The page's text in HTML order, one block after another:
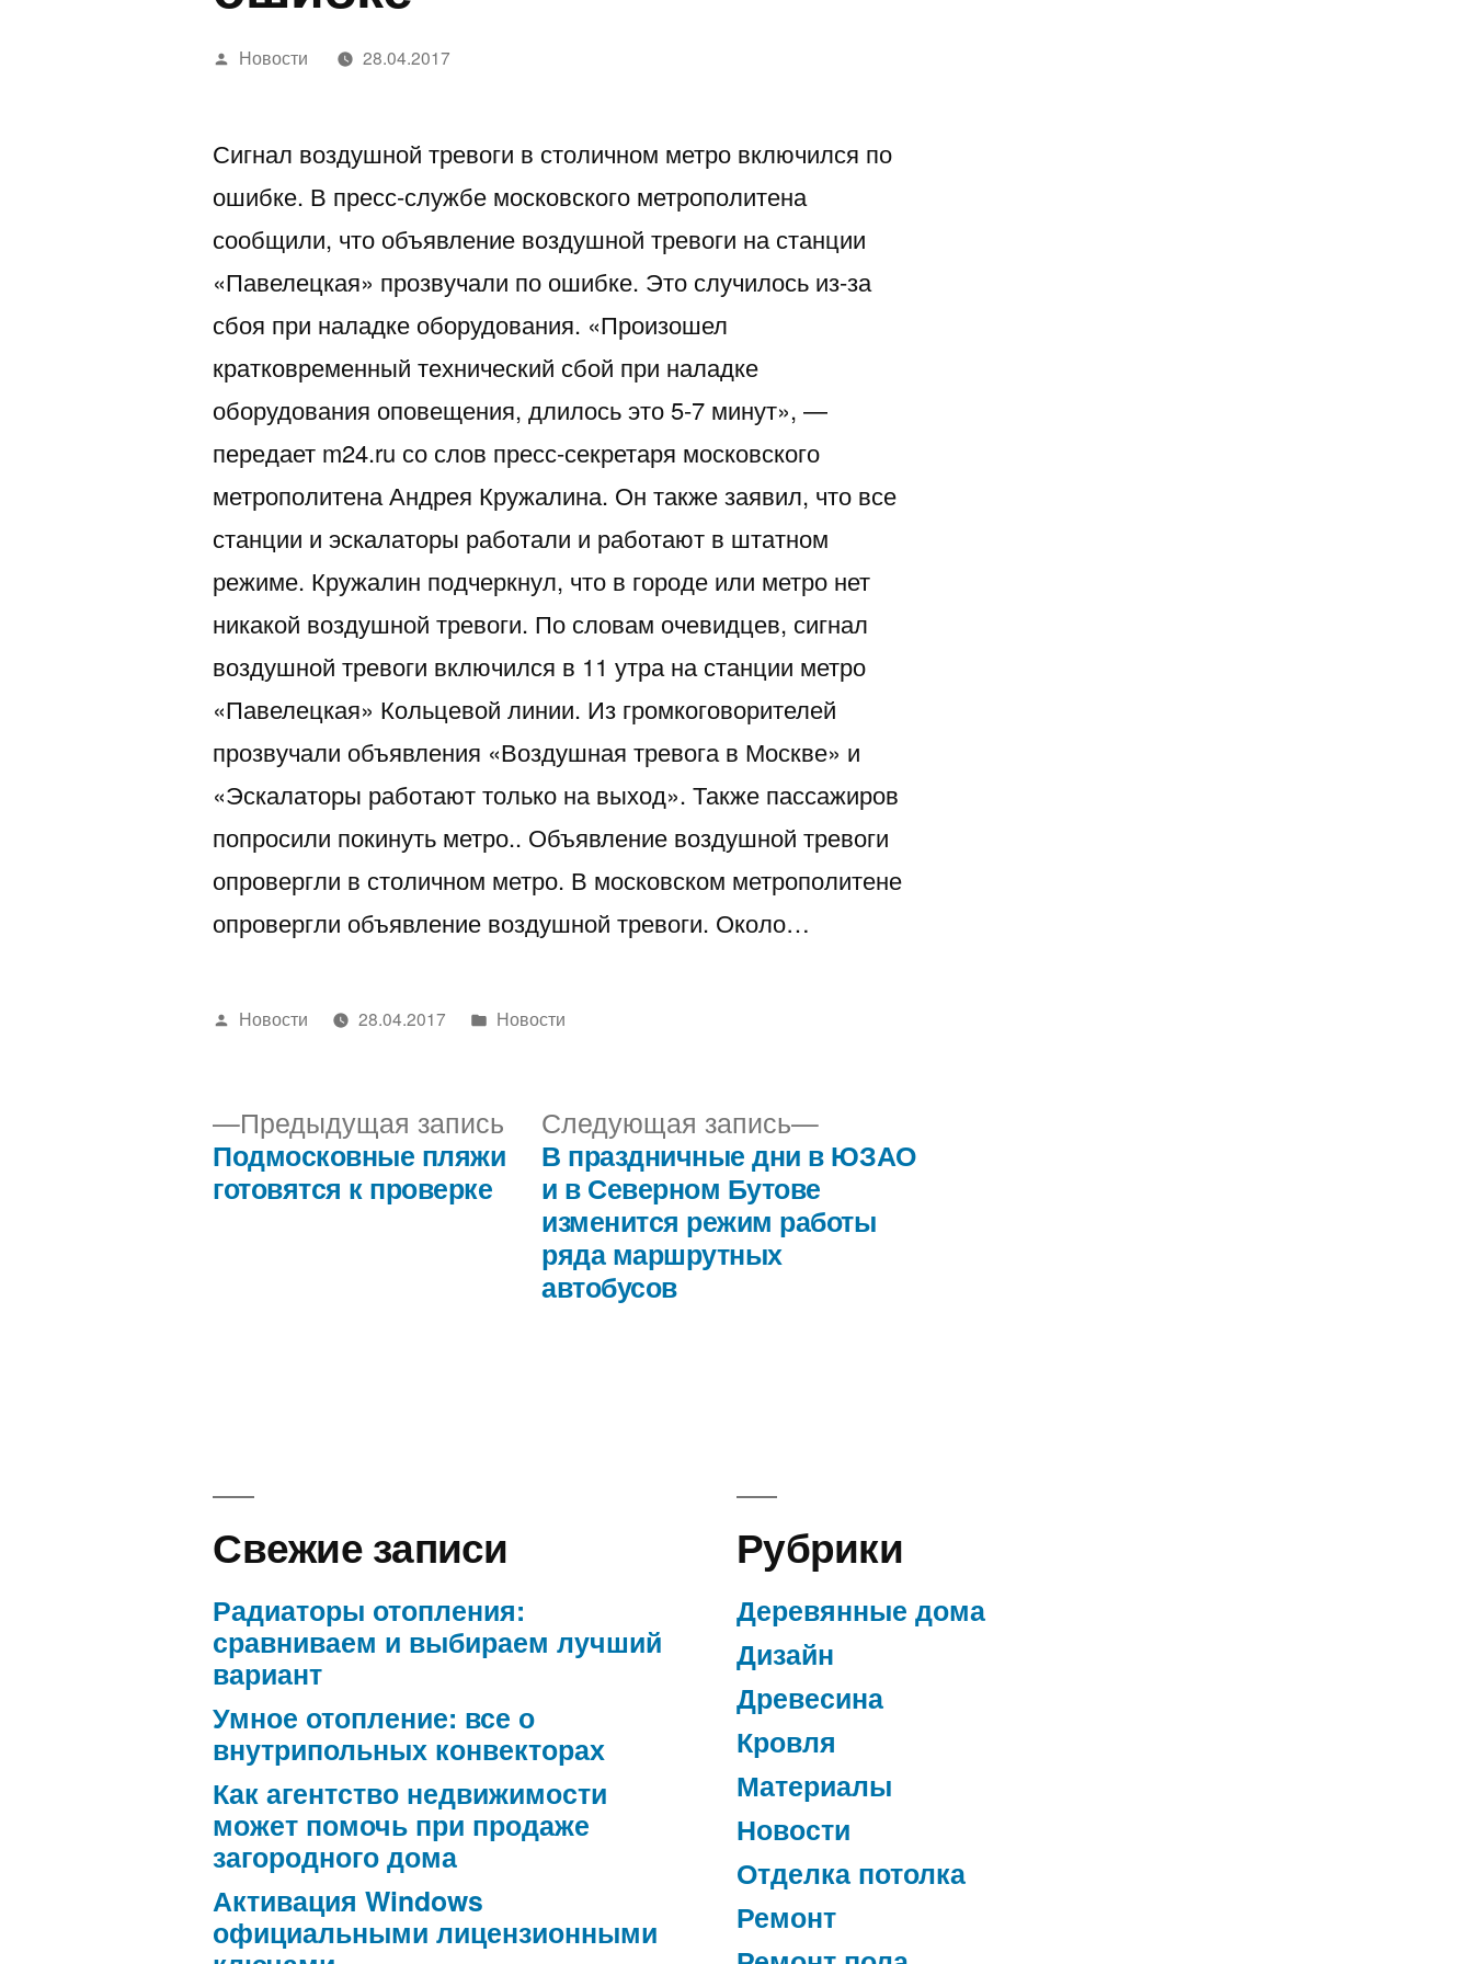
Написано
Новости 28.04.2017
Сигнал воздушной тревоги в столичном метро включился по
ошибке. В пресс-службе московского метрополитена
сообщили, что объявление воздушной тревоги на станции
«Павелецкая» прозвучали по ошибке. Это случилось из-за
сбоя при наладке оборудования. «Произошел
кратковременный технический сбой при наладке
оборудования оповещения, длилось это 5-7 минут», —
передает m24.ru со слов пресс-секретаря московского
метрополитена Андрея Кружалина. Он также заявил, что все
станции и эскалаторы работали и работают в штатном
режиме. Кружалин подчеркнул, что в городе или метро нет
никакой воздушной тревоги. По словам очевидцев, сигнал
воздушной тревоги включился в 11 утра на станции метро
«Павелецкая» Кольцевой линии. Из громкоговорителей
прозвучали объявления «Воздушная тревога в Москве» и
«Эскалаторы работают только на выход». Также пассажиров
попросили покинуть метро.. Объявление воздушной тревоги
опровергли в столичном метро. В московском метрополитене
опровергли объявление воздушной тревоги. Около…
Написано
Новости 28.04.2017
Написано
Новости
Навигация
Предыдущая запись Предыдущая
запись:
Подмосковные пляжи
готовятся к проверке
Следующая запись
Следующая
запись:
В праздничные дни в ЮЗАО
и в Северном Бутове
изменится режим работы
ряда маршрутных
автобусов
Свежие записи
Радиаторы отопления:
сравниваем и выбираем лучший
вариант
Умное отопление: все о
внутрипольных конвекторах
Как агентство недвижимости
может помочь при продаже
загородного дома
Активация Windows
официальными лицензионными
Рубрики
Деревянные дома
Дизайн
Древесина
Кровля
Материалы
Новости
Отделка потолка
Ремонт